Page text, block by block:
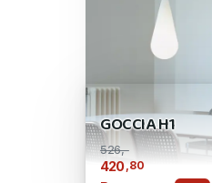
GOCCIA H1
526,-
420 ,80